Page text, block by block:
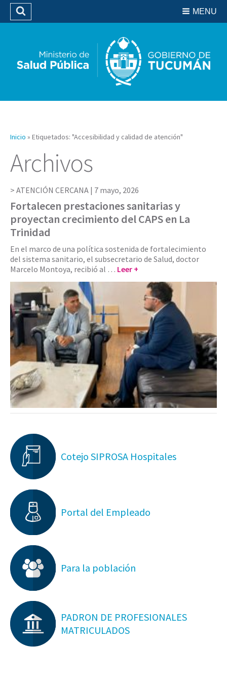
Biblioteca
MENU
Buscar
Inicio » Etiquetados: "Accesibilidad y calidad de atención"
Archivos
ATENCIÓN CERCANA | 7 mayo, 2026
Fortalecen prestaciones sanitarias y
proyectan crecimiento del CAPS en La
Trinidad
En el marco de una política sostenida de fortalecimiento
del sistema sanitario, el subsecretario de Salud, doctor
Marcelo Montoya, recibió al … Leer +
Cotejo SIPROSA Hospitales
Portal del Empleado
Para la población
PADRON DE PROFESIONALES
MATRICULADOS